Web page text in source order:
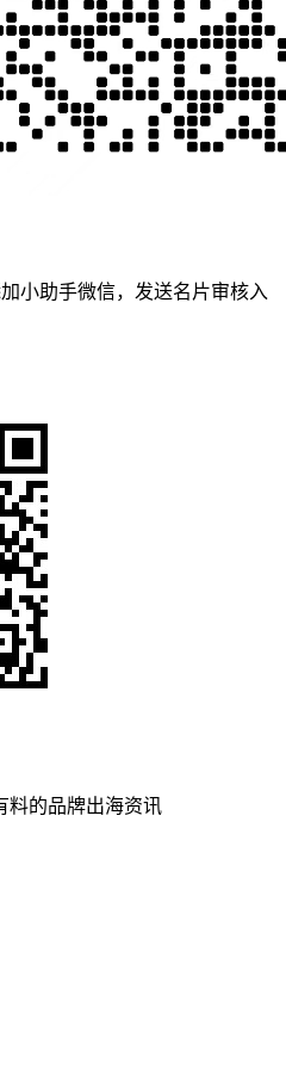
小助手微信，发送名片审核入
料的品牌出海资讯